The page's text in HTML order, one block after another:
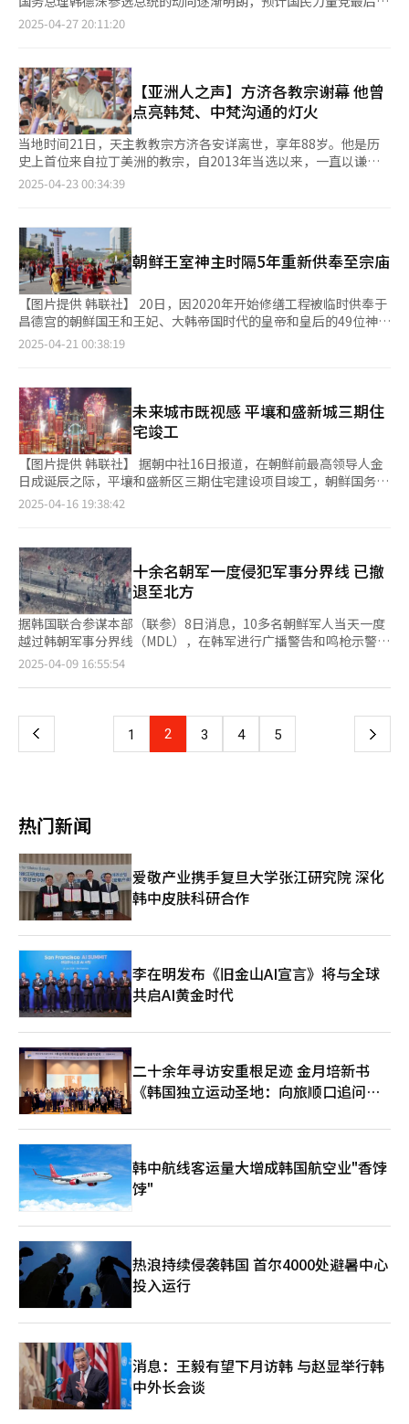
展。”
准）。 美国HDI指数为0.938，排名全球第17位，但预期寿命为
79.3岁，在发达国家中仍属于较低水平。预期受教育年限和平均受
远高于韩国，为7.365万美元。 排名全球首位的是冰岛，HDI指数
为0.972，预期寿命虽较韩国短1.64年，但预期受教育年限和平均
受教育年限分别比韩国长2.23年和1.19年，人均GNI为6.9117万美
元。 排名冰岛之后的依次为挪威（0.97）、瑞士（0.97）、丹麦
（0.962）、德国（0.959）、瑞典（0.959）、澳大利亚
（0.958）、中国香港（0.955）、荷兰（0.955）、比利时
（0.951）等。 日本的HDI指数为0.925，较上一年上升2位，排名
全球第23位。中国的HDI指数为0.797，较上一年下滑3位，排名全
数为0.388，索马里（0.404）、中非共和国（0.414）、乍得
（0.416）等继续排名垫底。由于缺乏必要数据，朝鲜未被列入此
次排名。 全球整体HDI指数为0.756，基本与上一年（0.752）持
平。联合国开发计划署称，除去全球新冠大流行的2020年和2021
年，人类生活质量改善速度创下1990年以后35年来的最低水平。
报告强调，富裕发达国家与贫困国家之间的不平等加剧，传统的发
展路径争面临挑战和压力，为摆脱生活质量长期停滞的局面，亟需
采取果断行动。 本次报告还包括了一项关于人工智能（AI）对人类
就业，仅13%的受访者认为工作岗位会减少。
段的党内竞选格局会出现剧烈震荡。 27日，与韩德洙进行私下沟
民力量党第二轮党内竞选结果出炉后，正式宣布是否参选总统，因
此最快或在30日辞去公职。 在金文洙、安哲秀、韩东勋、洪准杓
四位候选人角逐的第二轮党内选举中，获得过半数支持的候选人会
直接成为最终候选人。如果韩德洙宣布参选，单一化谈判预计也会
迅速展开。考虑到近期国民力量党内候选人支持率相近，党内普遍
预测下月3日举行第二轮两人对决投票。 在此情况下，支持韩德洙
参选的选民会把选票投给哪一位候选人，成为外界关注的焦点。同
时，一直观望党内竞选进展而尚未明确归属任何阵营的部分议员也
出，如果韩德洙正式宣布参选，选民可能会集中支持对单一化谈判
最为积极的候选人。 意识到这一民意走向的金文洙率先与韩德洙
进行单一化接触，洪准杓、韩东勋、安哲秀近期也纷纷暗示不排除
单一化可能性。因此，预计部分候选人还会通过与韩德洙会面等方
式，进一步扩大接触。关于韩德洙参选对保守阵营总统选举局势可
能产生的影响，目前分析意见不一。 YTN委托民调机构Embrain
Public在本月23日至24日面向全国18岁以上1004名选民进行的泛
保守阵营总统候选人适合度调查显示，韩德洙以9%的支持率位列
第四。 在韩国盖洛普22日至24日面向全国18岁以上1005名选民进
行的未来政治领导人好感度调查中，韩德洙的支持率为6%，与韩
东勋（8%）、洪准杓（7%）、金文洙（6%）相差不大。 对于可
能受到韩德洙参选影响的问题，韩东勋阵营的前汝矣岛研究院院长
洪永林26日在汝矣岛竞选办公室举行记者会时强调：“韩东勋候选
人的支持者忠诚度非常高，因此不会受到韩德洙参选变数带来的任
何影响。” 另一方面，TV朝鲜委托民调机构K-stat Research在
23日至24日面向全国18岁以上1010名选民进行的假想两人对决调
哲秀之间的差距分别为22、25和29个百分点。 国民力量党相关人
士表示，如果韩德洙正式加入总统候选人阵营，整体民调格局也可
能随之变化，未来单一化谈判的推动也会因此受到影响。 25日，
在国立大田显忠院举行的“第二届殉职义务军警日纪念仪式”上，
代理总统职权的国务总理韩德洙正在致纪念辞。【图片来源 韩联
社】
2025-04-27 20:11:20
【亚洲人之声】方济各教宗谢幕 他曾
点亮韩梵、中梵沟通的灯火
当地时间21日，天主教教宗方济各安详离世，享年88岁。他是历
史上首位来自拉丁美洲的教宗，自2013年当选以来，一直以谦
逊、温和的姿态引领教会前行，关注弱势群体，呼吁贫困正义，强
革，提倡包容与开放。他鼓励走进人群、倾听社会边缘的声音，也
用行动诠释了“慈悲”的真正意义。如今他离去，不仅是教会的损
失，更是全世界追求和平与人道价值者的共同哀悼。 教宗方济各
过世后，外界也关注他任内一项重要的外交努力——与中国的关系
改善。2018年签署的《主教任命临时协议》被视为突破性的尝
试，尽管外界对内容了解有限，但释放出双方愿意沟通、缓解矛盾
的善意。尽管未能实现访华心愿，但他曾多次表达希望与中国建立
更深入交流的愿望。 在东亚地区，方济各教宗与韩国也结下深厚
属，也表达了对朝鲜半岛和平的关注。方济各的言行在韩国社会引
起强烈共鸣，为韩梵关系带来新的活力。 无论未来由谁接任，这
位来自阿根廷的教宗以温暖、谦逊与坚定，写下了不同寻常的篇
章。他对对话的坚持、对和平的祈愿，仍将在今后的岁月中持续回
响。 2014年8月16日，在光化门广场举行的宣福弥撒前，教宗方
济各在车内向韩国信众挥手致意。【图片来源 韩联社】
2025-04-23 00:34:39
朝鲜王室神主时隔5年重新供奉至宗庙
【图片提供 韩联社】 20日，因2020年开始修缮工程被临时供奉于
昌德宫的朝鲜国王和王妃、大韩帝国时代的皇帝和皇后的49位神主
（灵位）时隔5年重新供奉至宗庙正殿。当天举行了盛大的“还安
2025-04-21 00:38:19
未来城市既视感 平壤和盛新城三期住
宅竣工
【图片提供 韩联社】 据朝中社16日报道，在朝鲜前最高领导人金
日成诞辰之际，平壤和盛新区三期住宅建设项目竣工，朝鲜国务委
员长金正恩出席竣工仪式。
2025-04-16 19:38:42
十余名朝军一度侵犯军事分界线 已撤
退至北方
据韩国联合参谋本部（联参）8日消息，10多名朝鲜军人当天一度
越过韩朝军事分界线（MDL），在韩军进行广播警告和鸣枪示警后
撤退至北方。 据联参消息，当天下午5时许，在东部战线非军事区
播，并鸣枪示警，朝军随后重新返回分界线以北。据了解，朝军越
草作业或修建道路时偶尔会发生误越界限的情况。去年6月，在中
部战线非军事区作业的部分朝鲜军人曾一度越界，在韩军广播和鸣
势。 韩军则认为，朝鲜可能是为了日后在此处作业而执行探测地
雷等侦察任务时偶发性越界。军方相关人士表示，似乎穿着防爆服
的军人和武装军人看似在进行探察。此举应为预备作业的侦察活
动，朝鲜可能受地形影响而误越界限。联参表示，正在严密监视朝
军动向，并根据遂行作战程序，采取必要措施。 3月27日，联参公
开朝军动向图片。图为朝军在东部战线维修栅栏。【图片提供 韩
联社】
2025-04-09 16:55:54
上
页
1 2 3 4 5 下
热门新闻
爱敬产业携手复旦大学张江研究院 深化
韩中皮肤科研合作
李在明发布《旧金山AI宣言》将与全球
共启AI黄金时代
二十余年寻访安重根足迹 金月培新书
《韩国独立运动圣地：向旅顺口追问历
韩中航线客运量大增成韩国航空业"香饽
饽"
热浪持续侵袭韩国 首尔4000处避暑中心
投入运行
消息：王毅有望下月访韩 与赵显举行韩
中外长会谈